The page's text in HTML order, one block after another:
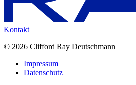
Kontakt
© 2026 Clifford Ray Deutschmann
Impressum
Datenschutz